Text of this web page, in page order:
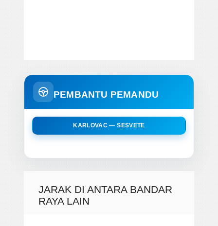
PEMBANTU PEMANDU
KARLOVAC — SESVETE
JARAK DI ANTARA BANDAR
RAYA LAIN